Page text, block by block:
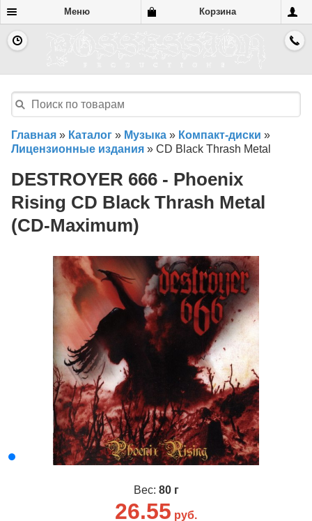
Меню Корзина
Главная » Каталог » Музыка » Компакт-диски »
Лицензионные издания » CD Black Thrash Metal
DESTROYER 666 - Phoenix
Rising CD Black Thrash Metal
(CD-Maximum)
Вес: 80 г
26.55 руб.